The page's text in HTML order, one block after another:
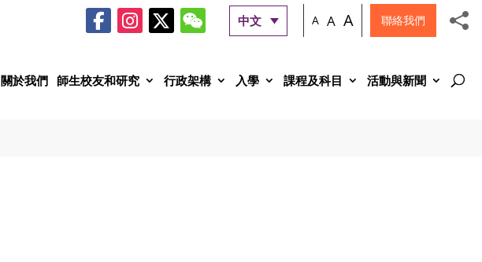
中文 A A A 聯絡我們
關於我們 師生校友和研究 行政架構 入學 課程及科目 活動與新聞